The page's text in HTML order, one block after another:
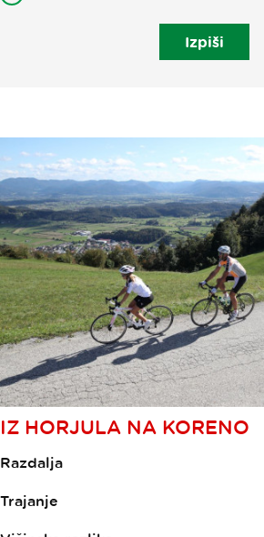
Izpiši
IZ HORJULA NA KORENO
Razdalja
Trajanje